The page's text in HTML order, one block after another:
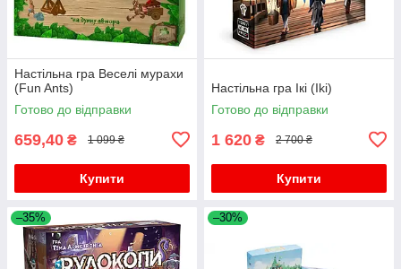
Настільна гра Веселі мурахи
(Fun Ants)
Готово до відправки
659,40 ₴ 1 099 ₴
Купити
Настільна гра Ікі (Iki)
Готово до відправки
1 620 ₴ 2 700 ₴
Купити
–35% –30%